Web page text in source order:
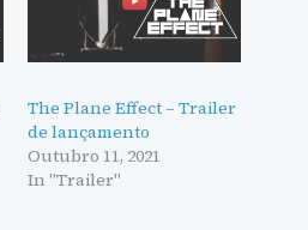
The Plane Effect – Trailer
de lançamento
Outubro 11, 2021
In "Trailer"